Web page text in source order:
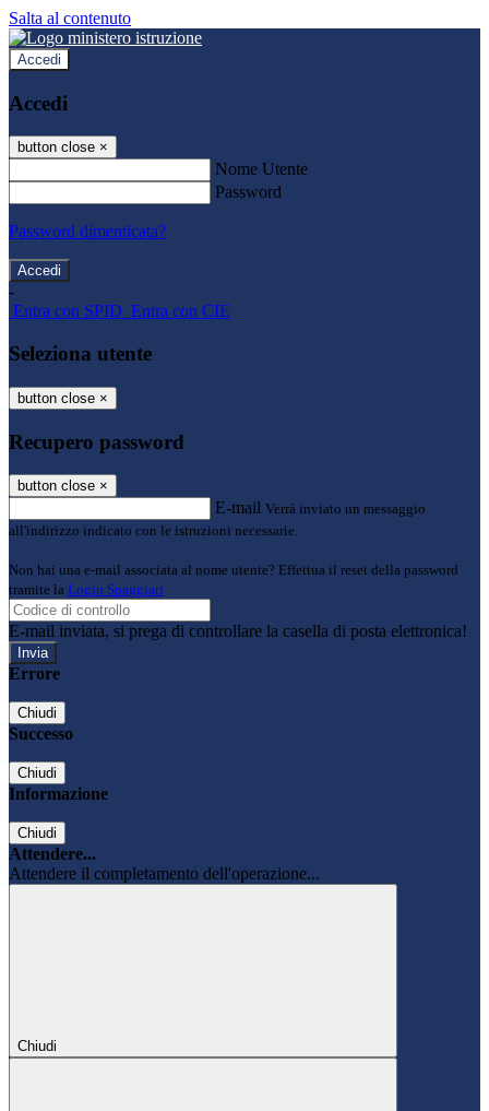
Salta al contenuto
Accedi
Accedi
button close ×
Nome Utente
Password
Password dimenticata?
-
Entra con SPID Entra con CIE
Seleziona utente
button close ×
Recupero password
button close ×
E-mail Verrà inviato un messaggio
all'indirizzo indicato con le istruzioni necessarie.
Non hai una e-mail associata al nome utente? Effettua il reset della password
tramite la Login Spaggiari
E-mail inviata, si prega di controllare la casella di posta elettronica!
Errore
Chiudi
Successo
Chiudi
Informazione
Chiudi
Attendere...
Attendere il completamento dell'operazione...
Chiudi